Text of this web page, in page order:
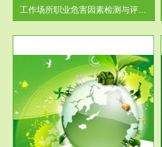
工作场所职业危害因素检测与评价...
服务范围
废气测试
检测范围工业废气检测包括有机